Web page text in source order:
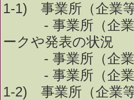
1-1) 事業所（企業
- 事業所（企業
ークや発表の状況
- 事業所（企業
- 事業所（企業
1-2) 事業所（企業